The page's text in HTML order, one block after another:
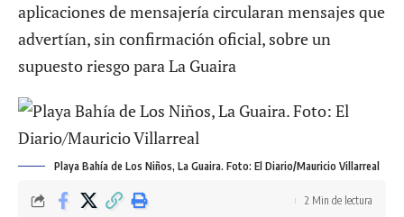
aplicaciones de mensajería circularan mensajes que
advertían, sin confirmación oficial, sobre un
supuesto riesgo para La Guaira
Playa Bahía de Los Niños, La Guaira. Foto: El Diario/Mauricio Villarreal
2 Min de lectura